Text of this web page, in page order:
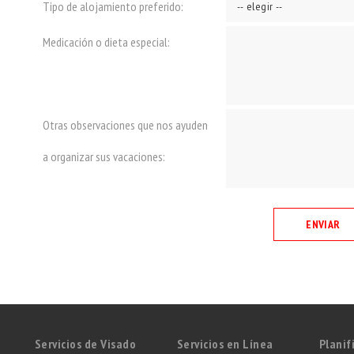
Tipo de alojamiento preferido:
Medicación o dieta especial:
Otras observaciones que nos ayuden
a organizar sus vacaciones:
Servicios de Visado Servicios en Línea